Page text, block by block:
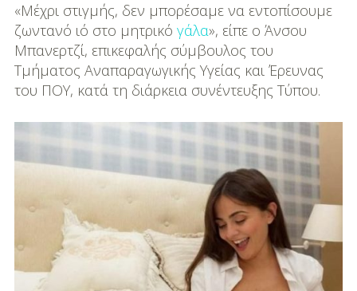
Διατροφή-Συνταγές
Συνταγές
Συμβουλές
Διατροφής
Υγεία – Ψυχολογία
«Μέχρι στιγμής, δεν μπορέσαμε να εντοπίσουμε
ζωντανό ιό στο μητρικό γάλα», είπε ο Άνσου
Μπανερτζί, επικεφαλής σύμβουλος του
Τμήματος Αναπαραγωγικής Υγείας και Έρευνας
του ΠΟΥ, κατά τη διάρκεια συνέντευξης Τύπου.